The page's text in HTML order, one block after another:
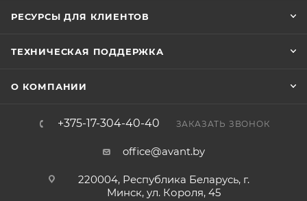
РЕСУРСЫ ДЛЯ КЛИЕНТОВ
ТЕХНИЧЕСКАЯ ПОДДЕРЖКА
О КОМПАНИИ
+375-17-304-40-40 ЗАКАЗАТЬ ЗВОНОК
office@avant.by
220004, Республика Беларусь, г.
Минск, ул. Короля, 45